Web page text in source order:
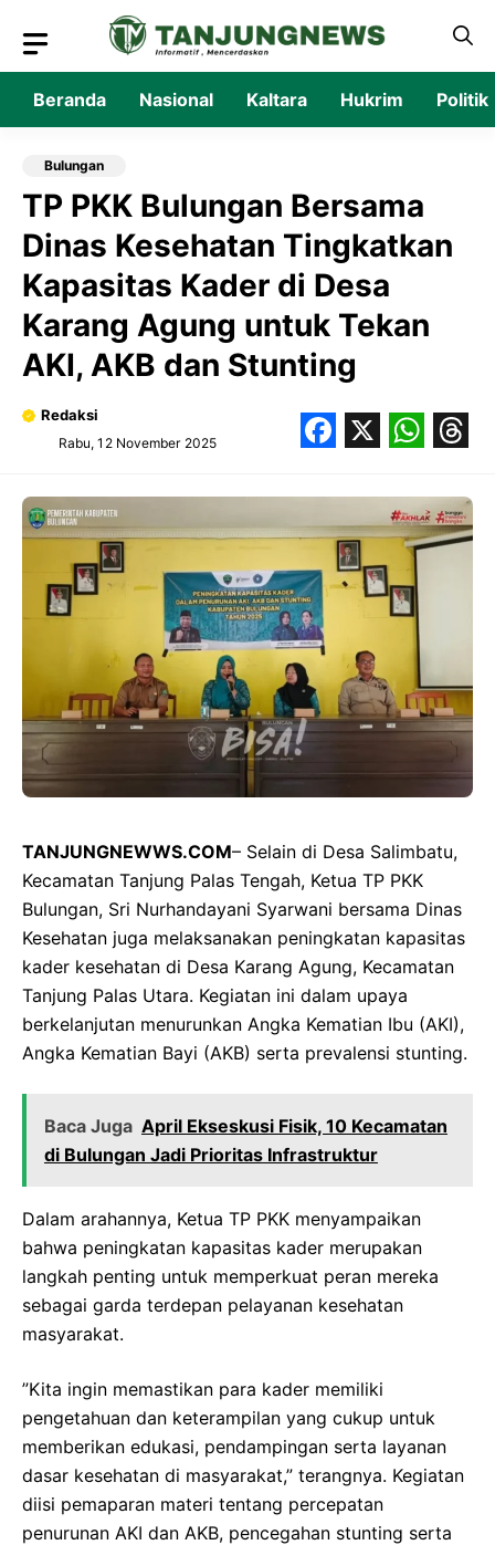
isi
Beranda Nasional Kaltara Hukrim Politik
Bulungan
TP PKK Bulungan Bersama
Dinas Kesehatan Tingkatkan
Kapasitas Kader di Desa
Karang Agung untuk Tekan
AKI, AKB dan Stunting
Redaksi
Rabu, 12 November 2025
TANJUNGNEWWS.COM– Selain di Desa Salimbatu,
Kecamatan Tanjung Palas Tengah, Ketua TP PKK
Bulungan, Sri Nurhandayani Syarwani bersama Dinas
Kesehatan juga melaksanakan peningkatan kapasitas
kader kesehatan di Desa Karang Agung, Kecamatan
Tanjung Palas Utara. Kegiatan ini dalam upaya
berkelanjutan menurunkan Angka Kematian Ibu (AKI),
Angka Kematian Bayi (AKB) serta prevalensi stunting.
Baca Juga April Ekseskusi Fisik, 10 Kecamatan
di Bulungan Jadi Prioritas Infrastruktur
Dalam arahannya, Ketua TP PKK menyampaikan
bahwa peningkatan kapasitas kader merupakan
langkah penting untuk memperkuat peran mereka
sebagai garda terdepan pelayanan kesehatan
masyarakat.
”Kita ingin memastikan para kader memiliki
pengetahuan dan keterampilan yang cukup untuk
memberikan edukasi, pendampingan serta layanan
dasar kesehatan di masyarakat,” terangnya. Kegiatan
diisi pemaparan materi tentang percepatan
penurunan AKI dan AKB, pencegahan stunting serta